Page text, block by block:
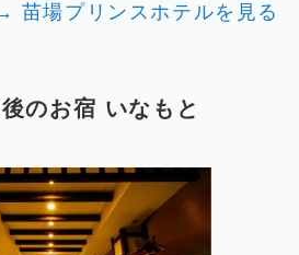
苗場プリンスホテルを見る
のお宿 いなもと